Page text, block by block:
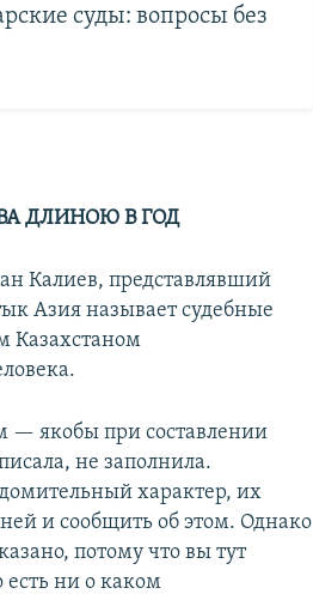
суды: вопросы без
ДЛИНОЮ В ГОД
Калиев, представлявший
Азия называет судебные
Казахстаном
— якобы при составлении
не заполнила.
характер, их
и сообщить об этом. Однако
потому что вы тут
есть ни о каком